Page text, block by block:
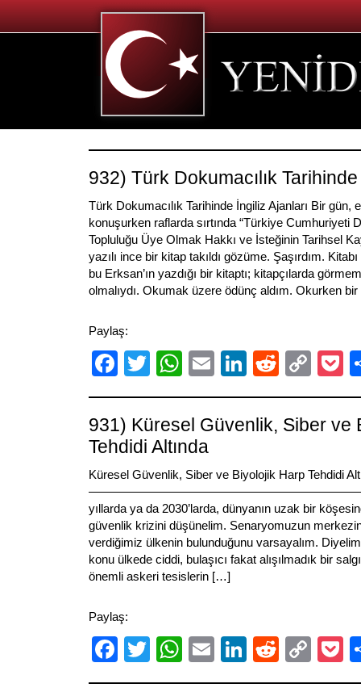
932) Türk Dokumacılık
Türk Dokumacılık Tarihinde İngiliz Ajanları Bir gün,
konuşurken raflarda sırtında “Türkiye Cumhuriyeti
Topluluğu Üye Olmak Hakkı ve İsteğinin Tarihsel
yazılı ince bir kitap takıldı gözüme. Şaşırdım.
bu Erksan’ın yazdığı bir kitaptı; kitapçılarda
olmalıydı. Okumak üzere ödünç aldım. Okurken
Paylaş:
Facebook
TwitterWhatsApp
EmailLinkedIn
Reddit
Link
931) Küresel Güvenlik, Siber ve
Tehdidi Altında
Küresel Güvenlik, Siber ve Biyolojik Harp Tehdidi
yıllarda ya da 2030’larda, dünyanın uzak bir
güvenlik krizini düşünelim. Senaryomuzun
verdiğimiz ülkenin bulunduğunu varsayalım.
konu ülkede ciddi, bulaşıcı fakat alışılmadık bir
önemli askeri tesislerin […]
Paylaş:
Facebook
TwitterWhatsApp
EmailLinkedIn
Reddit
Link